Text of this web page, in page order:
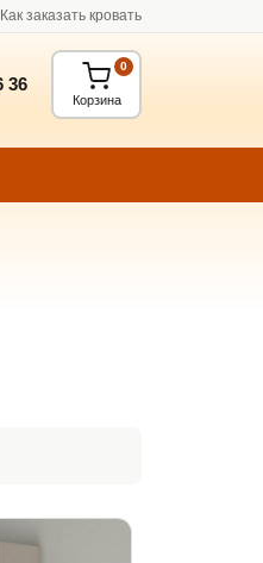
Как заказать кровать
36
Корзина
0